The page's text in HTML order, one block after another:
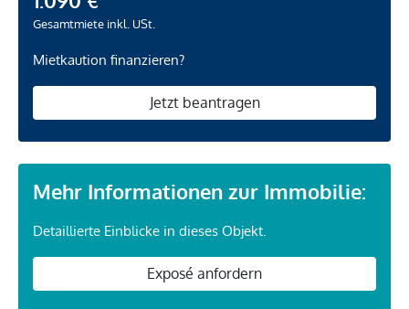
Gesamtmiete inkl. USt.
Mietkaution finanzieren?
Jetzt beantragen
Mehr Informationen zur Immobilie:
Detaillierte Einblicke in dieses Objekt.
Exposé anfordern